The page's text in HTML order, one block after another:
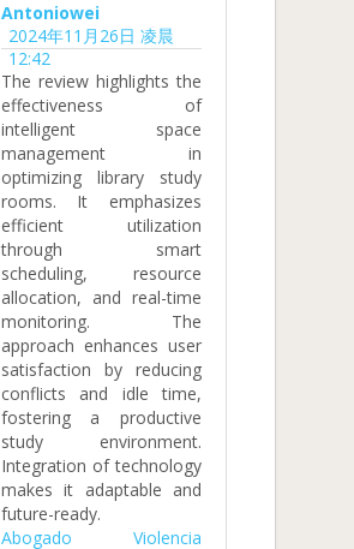
Antoniowei
2024年11月26日 凌晨
12:42
The review highlights the
effectiveness of
intelligent space
management in
optimizing library study
rooms. It emphasizes
efficient utilization
through smart
scheduling, resource
allocation, and real-time
monitoring. The
approach enhances user
satisfaction by reducing
conflicts and idle time,
fostering a productive
study environment.
Integration of technology
makes it adaptable and
future-ready.
Abogado Violencia